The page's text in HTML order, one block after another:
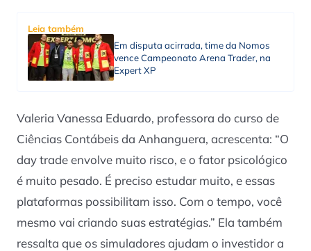
Leia também
Em disputa acirrada, time da Nomos
vence Campeonato Arena Trader, na
Expert XP
Valeria Vanessa Eduardo, professora do curso de
Ciências Contábeis da Anhanguera, acrescenta: “O
day trade envolve muito risco, e o fator psicológico
é muito pesado. É preciso estudar muito, e essas
plataformas possibilitam isso. Com o tempo, você
mesmo vai criando suas estratégias.” Ela também
ressalta que os simuladores ajudam o investidor a